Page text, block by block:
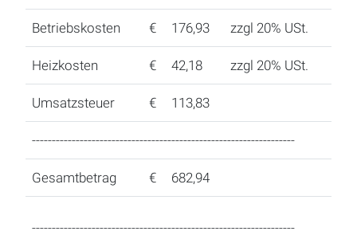
Betriebskosten € 176,93 zzgl 20% USt.
Heizkosten € 42,18 zzgl 20% USt.
Umsatzsteuer € 113,83
------------------------------------------------------------------
Gesamtbetrag € 682,94
------------------------------------------------------------------